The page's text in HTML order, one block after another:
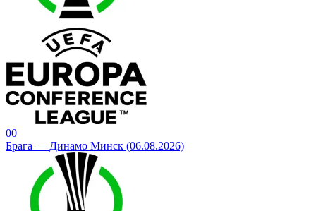
00
Брага — Динамо Минск (06.08.2026)